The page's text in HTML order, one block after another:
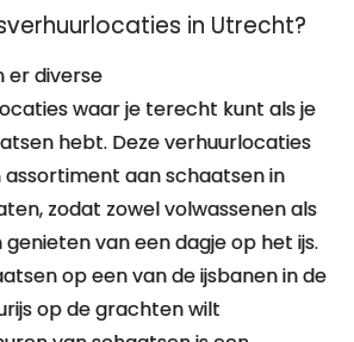
in Utrecht?
er diverse
waar je terecht kunt als je
hebt. Deze verhuurlocaties
assortiment aan schaatsen in
zodat zowel volwassenen als
van een dagje op het ijs.
op een van de ijsbanen in de
op de grachten wilt